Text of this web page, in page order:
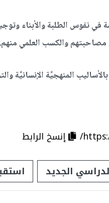
في نفوس الطلبة والأبناء
مصاحبتهم والكسب العلمي منهم.
المنهجيَّة
إنسخ الرابط
الجديد